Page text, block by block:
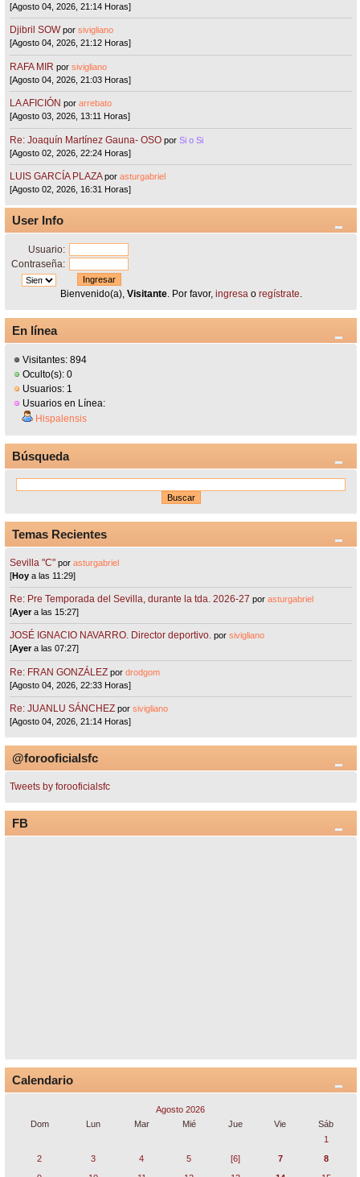
[Agosto 04, 2026, 21:14 Horas]
Djibril SOW porsivigliano
[Agosto 04, 2026, 21:12 Horas]
RAFA MIR porsivigliano
[Agosto 04, 2026, 21:03 Horas]
LA AFICIÓN porarrebato
[Agosto 03, 2026, 13:11 Horas]
Re: Joaquín Martínez Gauna- OSO porSi o Si
[Agosto 02, 2026, 22:24 Horas]
LUIS GARCÍA PLAZA porasturgabriel
[Agosto 02, 2026, 16:31 Horas]
User Info
Usuario:
Contraseña:
Bienvenido(a), Visitante. Por favor, ingresao regístrate.
En línea
Visitantes: 894
Oculto(s): 0
Usuarios: 1
Usuarios en Línea:
Hispalensis
Búsqueda
Temas Recientes
Sevilla "C"porasturgabriel
[Hoy a las 11:29]
Re: Pre Temporada del Sevilla, durante la tda. 2026-27 porasturgabriel
[Ayera las 15:27]
JOSÉ IGNACIO NAVARRO. Director deportivo. porsivigliano
[Ayera las 07:27]
Re: FRAN GONZÁLEZ pordrodgom
[Agosto 04, 2026, 22:33 Horas]
Re: JUANLU SÁNCHEZ porsivigliano
[Agosto 04, 2026, 21:14 Horas]
@forooficialsfc
Tweets by forooficialsfc
FB
Calendario
Agosto 2026
Dom
Lun Mar Mié Jue Vie
Sáb
1
2
3 4 5 [6] 7
8